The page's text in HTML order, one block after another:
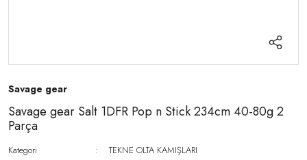
Savage gear
Savage gear Salt 1DFR Pop n Stick 234cm 40-80g 2
Parça
Kategori
TEKNE OLTA KAMIŞLARI